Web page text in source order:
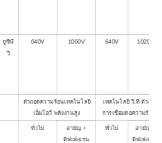
ยูซีพี
วี
640V 1060V 640V 1020V
ตัวถอดความร้อนเทคโนโลยี
เอ็มโอวี พลังงานสูง
เทคโนโลยี วี.ที ตัวตัด
การเชื่อมต่อความร้อน
ทั่วไป สามัญ +
ดิฟเฟอเรน
ทั่วไป สามัญ +
ดิฟเฟอเรน